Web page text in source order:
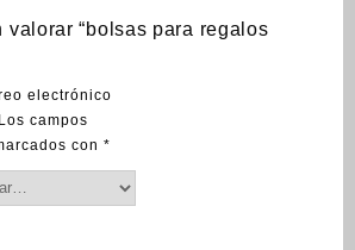
valorar “bolsas para regalos
electrónico
Los campos
con *